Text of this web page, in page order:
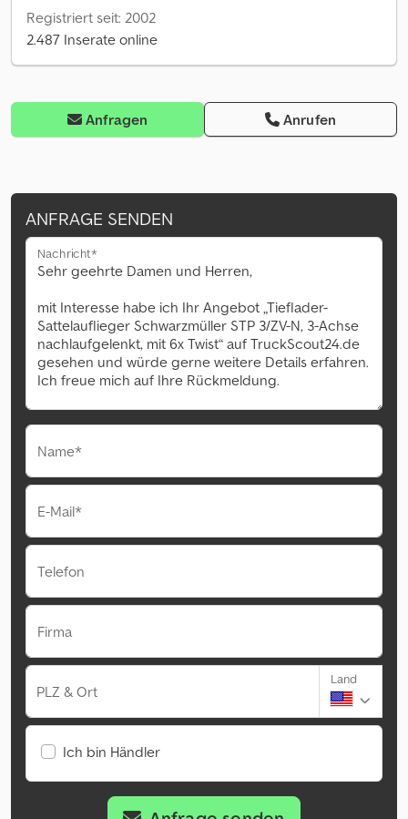
Registriert seit: 2002
2.487 Inserate online
Anfragen Anrufen
ANFRAGE SENDEN
Nachricht*
Name*
E-Mail*
Telefon
Firma
PLZ & Ort
Land
Ich bin Händler